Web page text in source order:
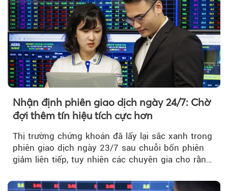
Nhận định phiên giao dịch ngày 24/7: Chờ
đợi thêm tín hiệu tích cực hơn
Thị trường chứng khoán đã lấy lại sắc xanh trong
phiên giao dịch ngày 23/7 sau chuỗi bốn phiên
giảm liên tiếp, tuy nhiên các chuyên gia cho rằng